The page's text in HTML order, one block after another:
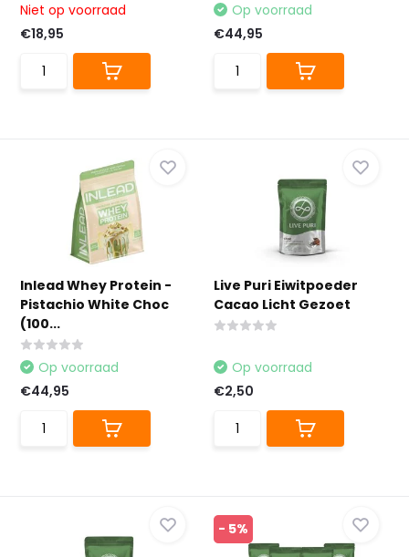
Niet op voorraad
€18,95
Op voorraad
€44,95
Inlead Whey Protein -
Pistachio White Choc
(100...
Op voorraad
€44,95
Live Puri Eiwitpoeder
Cacao Licht Gezoet
Op voorraad
€2,50
- 5%